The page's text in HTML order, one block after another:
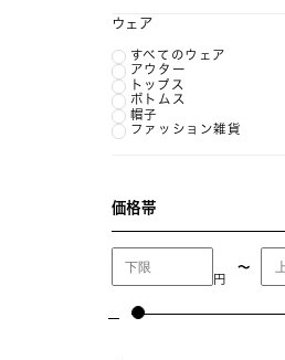
ウェア
すべてのウェア
アウター
トップス
ボトムス
帽子
ファッション雑貨
価格帯
円
〜